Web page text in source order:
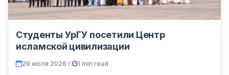
Студенты УрГУ посетили Центр
исламской цивилизации
29 июля 2026 г. 1 min read